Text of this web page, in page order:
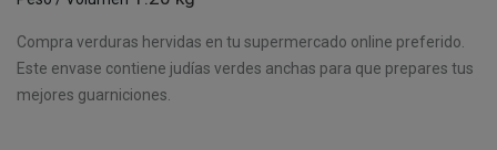
Compra verduras hervidas en tu supermercado online preferido.
Este envase contiene judías verdes anchas para que prepares tus
mejores guarniciones.